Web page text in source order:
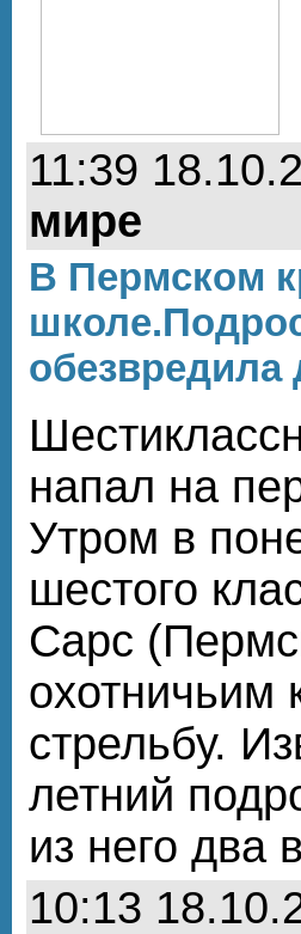
11:39
мире
В Пермском
обезвредила
напал на
Утром в
шестого
Сарс
охотничьим
стрельбу.
летний
из него два
10:13